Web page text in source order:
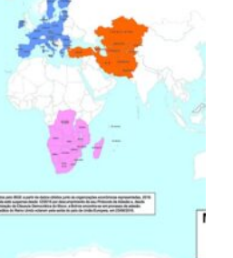
podem
ser
escolhidas
na
página
produto